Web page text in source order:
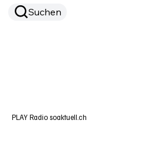
Suchen
PLAY Radio soaktuell.ch